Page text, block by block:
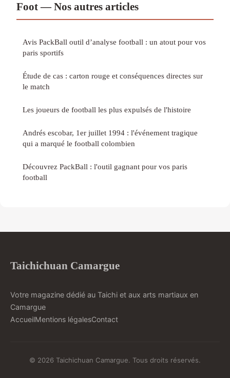
Foot — Nos autres articles
Avis PackBall outil d’analyse football : un atout pour vos
paris sportifs
Étude de cas : carton rouge et conséquences directes sur
le match
Les joueurs de football les plus expulsés de l'histoire
Andrés escobar, 1er juillet 1994 : l'événement tragique
qui a marqué le football colombien
Découvrez PackBall : l'outil gagnant pour vos paris
football
Taichichuan Camargue
Votre magazine dédié au Taichi et aux arts martiaux en
Camargue
AccueilMentions légalesContact
© 2026 Taichichuan Camargue. Tous droits réservés.